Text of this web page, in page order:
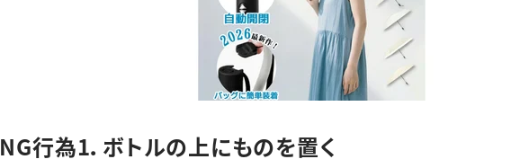
NG行為1．ボトルの上にものを置く